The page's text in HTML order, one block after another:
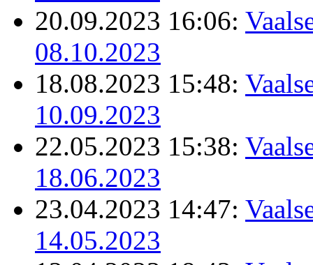
20.09.2023 16:06:
08.10.2023
18.08.2023 15:48:
10.09.2023
22.05.2023 15:38:
18.06.2023
23.04.2023 14:47:
14.05.2023